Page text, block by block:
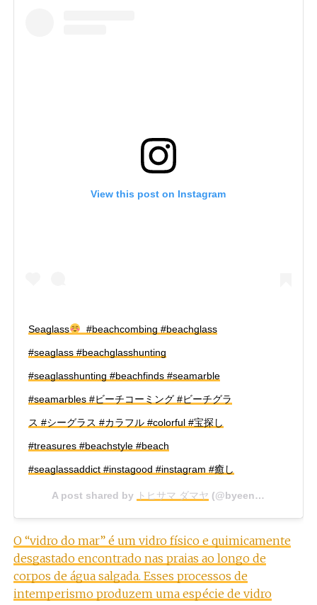
View this post on Instagram
Seaglass #beachcombing #beachglass
#seaglass #beachglasshunting
#seaglasshunting #beachfinds #seamarble
#seamarbles #ビーチコーミング #ビーチグラ
ス #シーグラス #カラフル #colorful #宝探し
#treasures #beachstyle #beach
#seaglassaddict #instagood #instagram #癒し
A post shared by トヒサマ ダマヤ (@byeen0402) on
O “vidro do mar” é um vidro físico e quimicamente
desgastado encontrado nas praias ao longo de
corpos de água salgada. Esses processos de
intemperismo produzem uma espécie de vidro